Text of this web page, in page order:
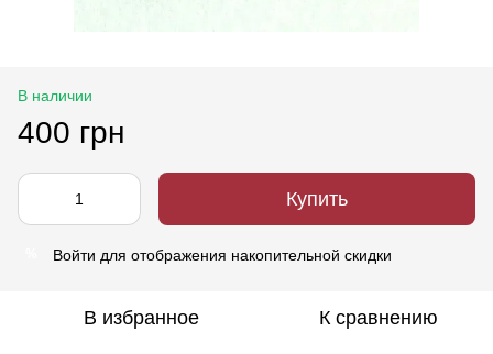
В наличии
400 грн
Купить
Войти для отображения накопительной скидки
В избранное К сравнению